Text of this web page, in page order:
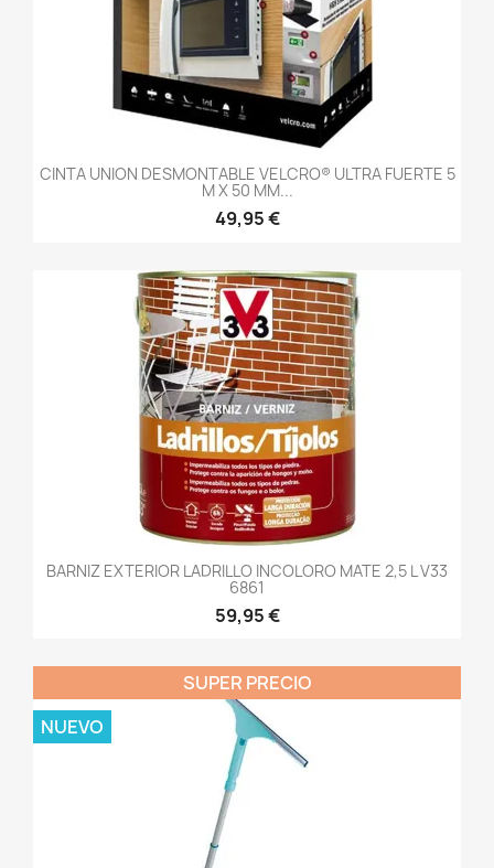
CINTA UNION DESMONTABLE VELCRO® ULTRA FUERTE 5
M X 50 MM...
49,95 €
BARNIZ EXTERIOR LADRILLO INCOLORO MATE 2,5 L V33
6861
59,95 €
SUPER PRECIO
NUEVO